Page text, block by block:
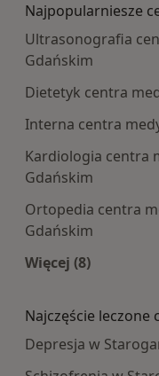
Najpopularniesze
Ultrasonografia
Gdańskim
Dietetyk centra
Interna centra
Kardiologia centra
Gdańskim
Ortopedia centra
Gdańskim
Więcej (8)
Najczęście leczone
Depresja w